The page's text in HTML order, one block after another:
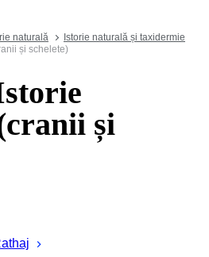
naturală
Istorie naturală și taxidermie
și schelete)
și